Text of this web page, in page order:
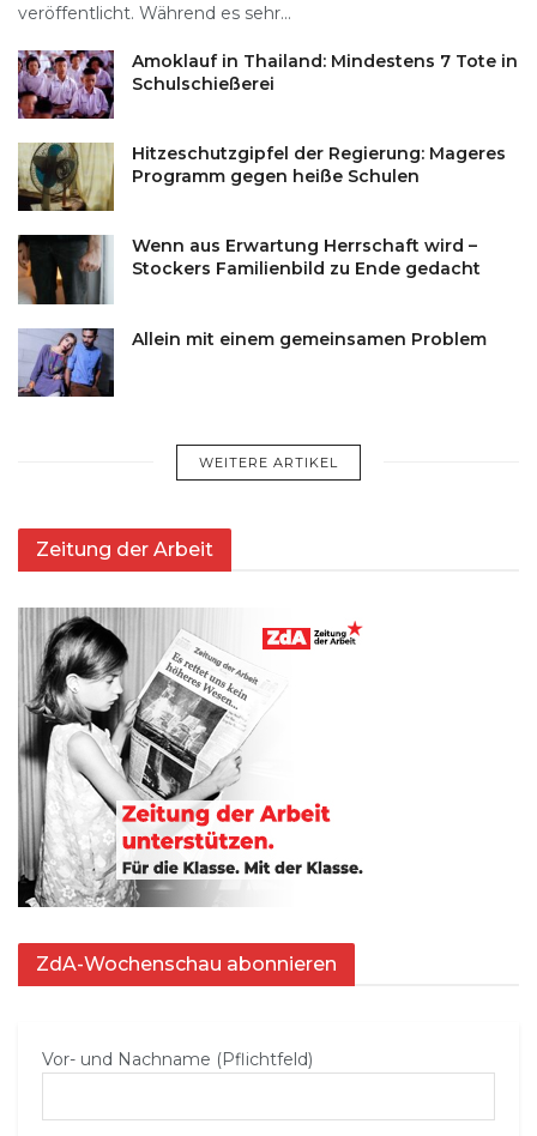
veröffentlicht. Während es sehr...
Amoklauf in Thailand: Mindestens 7 Tote in
Schulschießerei
Hitzeschutzgipfel der Regierung: Mageres
Programm gegen heiße Schulen
Wenn aus Erwartung Herrschaft wird –
Stockers Familienbild zu Ende gedacht
Allein mit einem gemeinsamen Problem
WEITERE ARTIKEL
Zeitung der Arbeit
ZdA-Wochenschau abonnieren
Vor- und Nachname (Pflichtfeld)